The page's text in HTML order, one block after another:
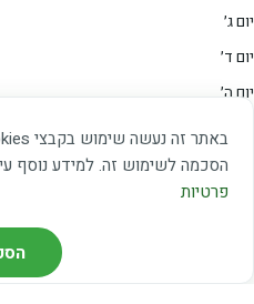
הסכמה לשימוש זה. למידע נוסף
פרטיות
יום ג׳
יום ד׳
יום ה׳
יום ו׳
שבת